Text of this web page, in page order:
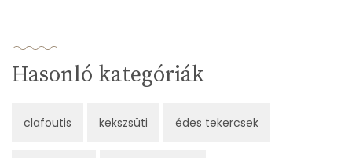
Hasonló kategóriák
clafoutis kekszsüti édes tekercsek